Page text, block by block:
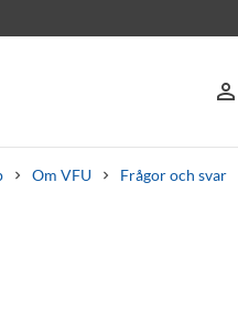
person_outline
Om VFU
Frågor och svar